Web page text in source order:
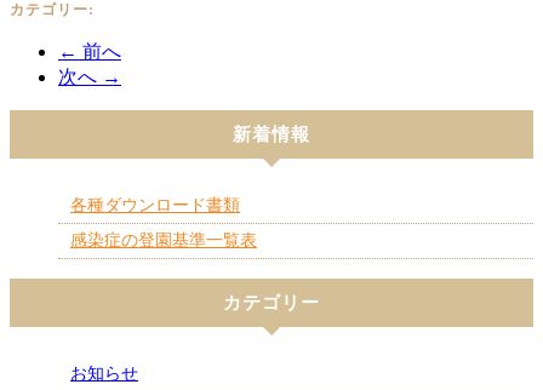
カテゴリー:
← 前へ
次へ →
新着情報
各種ダウンロード書類
感染症の登園基準一覧表
カテゴリー
お知らせ